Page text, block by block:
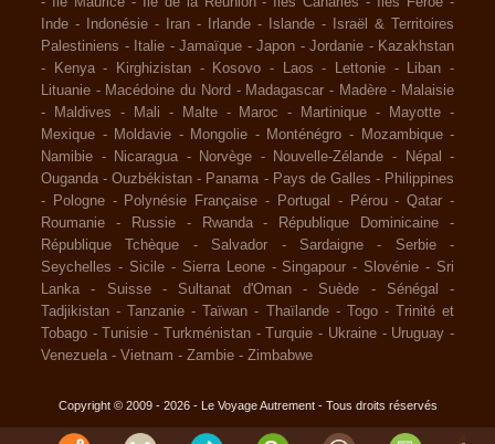
Inde - Indonésie - Iran - Irlande - Islande -
Israël & Territoires
Palestiniens - Italie - Jamaïque - Japon - Jordanie - Kazakhstan
-
Kenya - Kirghizistan - Kosovo - Laos - Lettonie - Liban -
Lituanie - Macédoine du Nord - Madagascar - Madère - Malaisie
-
Maldives - Mali - Malte - Maroc - Martinique - Mayotte -
Mexique - Moldavie - Mongolie - Monténégro - Mozambique -
Namibie - Nicaragua - Norvège - Nouvelle-Zélande - Népal
-
Ouganda -Ouzbékistan - Panama - Pays de Galles - Philippines
-
Pologne - Polynésie Française - Portugal - Pérou -Qatar -
Roumanie
- Russie - Rwanda - République Dominicaine
-
République Tchèque
- Salvador - Sardaigne - Serbie
-
Seychelles - Sicile - Sierra Leone - Singapour - Slovénie - Sri
Lanka
- Suisse - Sultanat d'Oman - Suède - Sénégal
-
Tadjikistan -Tanzanie -Taïwan - Thaïlande - Togo - Trinité et
Tobago -Tunisie - Turkménistan -Turquie - Ukraine - Uruguay -
Venezuela - Vietnam - Zambie - Zimbabwe
Copyright © 2009 - 2026 - Le Voyage Autrement - Tous droits réservés